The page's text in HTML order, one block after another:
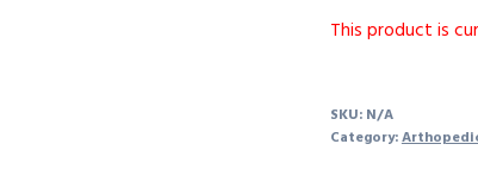
This product is
SKU: N/A
Category: